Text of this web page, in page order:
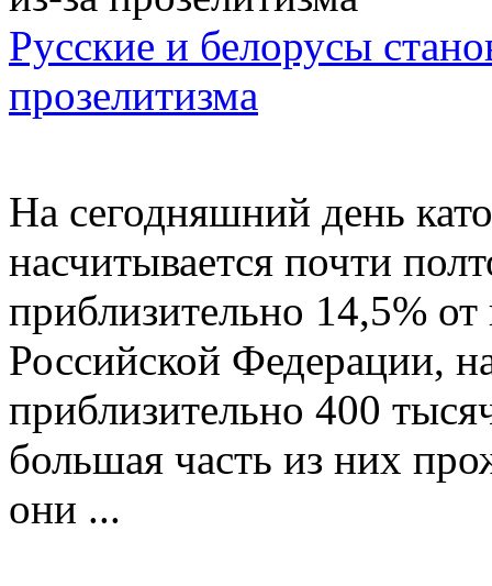
Русские и белорусы
прозелитизма
На сегодняшний день
насчитывается почти
приблизительно 14,5%
Российской Федерации,
приблизительно 400
большая часть из них
они ...